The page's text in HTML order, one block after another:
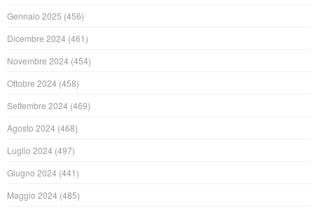
Gennaio 2025 (456)
Dicembre 2024 (461)
Novembre 2024 (454)
Ottobre 2024 (458)
Settembre 2024 (469)
Agosto 2024 (468)
Luglio 2024 (497)
Giugno 2024 (441)
Maggio 2024 (485)